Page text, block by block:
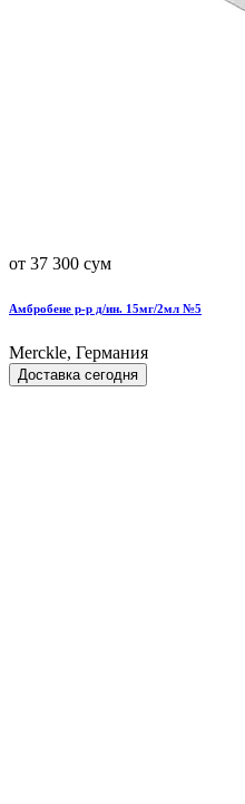
от 37 300 сум
Амбробене р-р д/ин. 15мг/2мл №5
Merckle, Германия
Доставка сегодня